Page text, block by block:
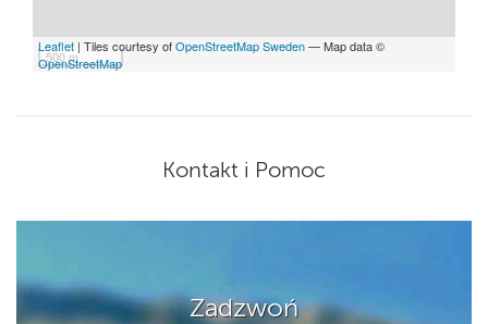
500 m
Leaflet | Tiles courtesy ofOpenStreetMap Sweden— Map data ©
OpenStreetMap
Kontakt i Pomoc
Zadzwoń